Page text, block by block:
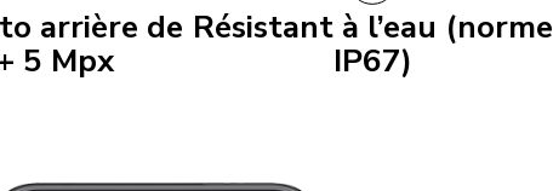
arrière de
5 Mpx
Résistant à l’eau (norme
IP67)